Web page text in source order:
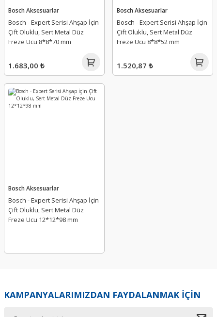
Bosch Aksesuarlar
Bosch - Expert Serisi Ahşap İçin
Çift Oluklu, Sert Metal Düz
Freze Ucu 8*8*70 mm
1.683,00 ₺
Bosch Aksesuarlar
Bosch - Expert Serisi Ahşap İçin
Çift Oluklu, Sert Metal Düz
Freze Ucu 8*8*52 mm
1.520,87 ₺
Bosch Aksesuarlar
Bosch - Expert Serisi Ahşap İçin
Çift Oluklu, Sert Metal Düz
Freze Ucu 12*12*98 mm
KAMPANYALARIMIZDAN FAYDALANMAK İÇİN